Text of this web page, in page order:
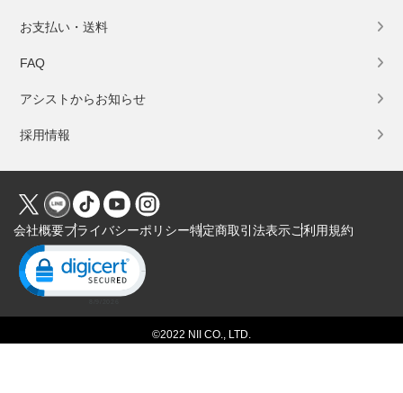
お支払い・送料
FAQ
アシストからお知らせ
採用情報
会社概要プライバシーポリシー特定商取引法表示ご利用規約
Click to open certificate verification popup
©2022 NII CO., LTD.